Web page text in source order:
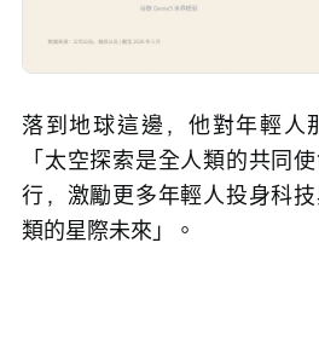
落到地球這邊，他對年輕人
「太空探索是全人類的共同
行，激勵更多年輕人投身科
類的星際未來」。